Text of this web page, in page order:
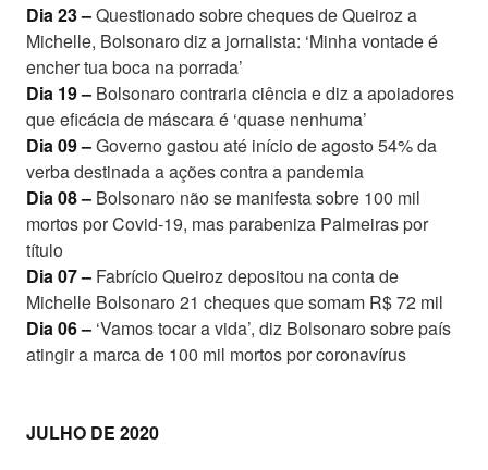
Dia 23 –Questionado sobre cheques de Queiroz a
Michelle, Bolsonaro diz a jornalista: ‘Minha vontade é
encher tua boca na porrada’
Dia 19 – Bolsonaro contraria ciência e diz a apoiadores
que eficácia de máscara é ‘quase nenhuma’
Dia 09 –Governo gastou até início de agosto 54% da
verba destinada a ações contra a pandemia
Dia 08 – Bolsonaro não se manifesta sobre 100 mil
mortos por Covid-19, mas parabeniza Palmeiras por
título
Dia 07 – Fabrício Queiroz depositou na conta de
Michelle Bolsonaro 21 cheques que somam R$ 72 mil
Dia 06 – ‘Vamos tocar a vida’, diz Bolsonaro sobre país
atingir a marca de 100 mil mortos por coronavírus
JULHO DE 2020